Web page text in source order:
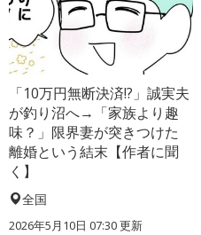
「10万円無断決済!?」誠実夫
が釣り沼へ→「家族より趣
味？」限界妻が突きつけた
離婚という結末【作者に聞
く】
全国
2026年5月10日 07:30 更新